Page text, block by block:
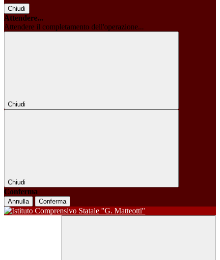
Chiudi
Attendere...
Attendere il completamento dell'operazione...
Chiudi
Chiudi
Conferma
Annulla Conferma